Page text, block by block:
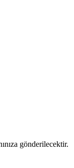
gönderilecektir.